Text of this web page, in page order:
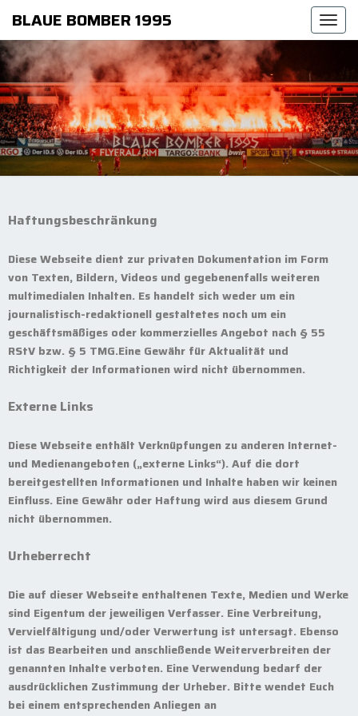
BLAUE BOMBER 1995
Haftungsbeschränkung
Diese Webseite dient zur privaten Dokumentation im Form
von Texten, Bildern, Videos und gegebenenfalls weiteren
multimedialen Inhalten. Es handelt sich weder um ein
journalistisch-redaktionell gestaltetes noch um ein
geschäftsmäßiges oder kommerzielles Angebot nach § 55
RStV bzw. § 5 TMG.Eine Gewähr für Aktualität und
Richtigkeit der Informationen wird nicht übernommen.
Externe Links
Diese Webseite enthält Verknüpfungen zu anderen Internet-
und Medienangeboten („externe Links“). Auf die dort
bereitgestellten Informationen und Inhalte haben wir keinen
Einfluss. Eine Gewähr oder Haftung wird aus diesem Grund
nicht übernommen.
Urheberrecht
Die auf dieser Webseite enthaltenen Texte, Medien und Werke
sind Eigentum der jeweiligen Verfasser. Eine Verbreitung,
Vervielfältigung und/oder Verwertung ist untersagt. Ebenso
ist das Bearbeiten und anschließende Weiterverbreiten der
genannten Inhalte verboten. Eine Verwendung bedarf der
ausdrücklichen Zustimmung der Urheber. Bitte wendet Euch
bei einem entsprechenden Anliegen an